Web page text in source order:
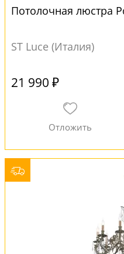
Потолочная люстра
ST Luce (Италия)
21 990 ₽